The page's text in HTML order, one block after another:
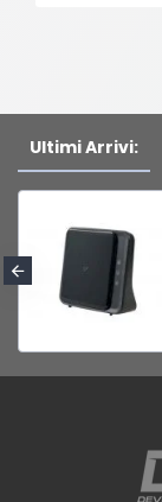
Ultimi Arrivi: